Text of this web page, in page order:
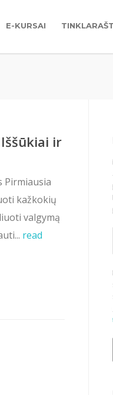
E-KURSAI
ir
Pirmiausia
kažkokių
valgymą
read